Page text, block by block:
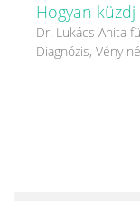
Hogyan küzdj
Dr. Lukács Anita
Diagnózis, Vény